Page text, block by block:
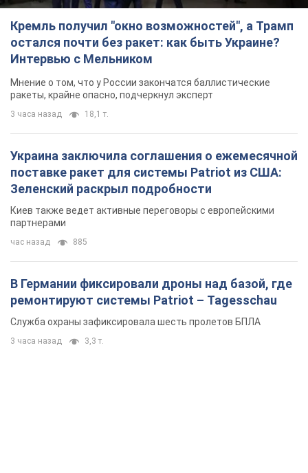
Кремль получил "окно возможностей", а Трамп
остался почти без ракет: как быть Украине?
Интервью с Мельником
Мнение о том, что у России закончатся баллистические
ракеты, крайне опасно, подчеркнул эксперт
3 часа назад 18,1 т.
Украина заключила соглашения о ежемесячной
поставке ракет для системы Patriot из США:
Зеленский раскрыл подробности
Киев также ведет активные переговоры с европейскими
партнерами
час назад 885
В Германии фиксировали дроны над базой, где
ремонтируют системы Patriot – Tagesschau
Служба охраны зафиксировала шесть пролетов БПЛА
3 часа назад 3,3 т.